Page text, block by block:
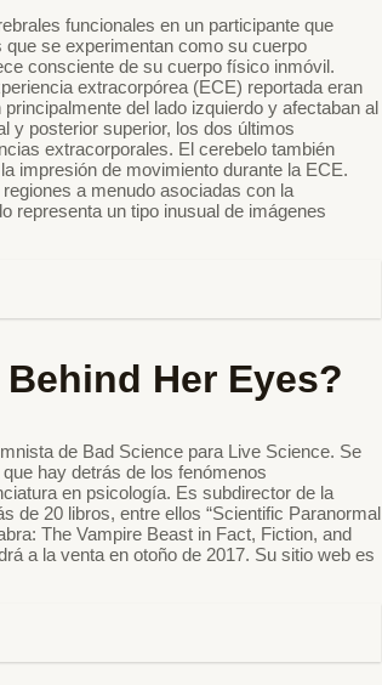
funcionales en un participante que
se experimentan como su cuerpo
consciente de su cuerpo físico inmóvil.
extracorpórea (ECE) reportada eran
del lado izquierdo y afectaban al
y posterior superior, los dos últimos
extracorporales. El cerebelo también
impresión de movimiento durante la ECE.
a menudo asociadas con la
representa un tipo inusual de imágenes
Her Eyes?
de Bad Science para Live Science. Se
hay detrás de los fenómenos
en psicología. Es subdirector de la
de 20 libros, entre ellos “Scientific Paranormal
The Vampire Beast in Fact, Fiction, and
a la venta en otoño de 2017. Su sitio web es